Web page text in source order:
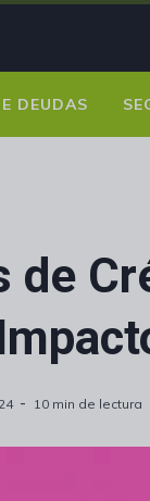
DEUDAS
de
10 min de lectura